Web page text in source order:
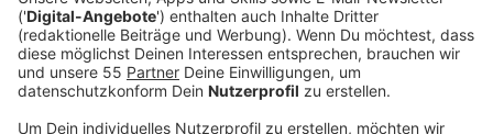
Der Song ist eine Ode an die kalifornischen
Musiklegenden der 1960er, wie zum Beispiel die Beach
Boys oder The Mamas and The Papas und schon - wie